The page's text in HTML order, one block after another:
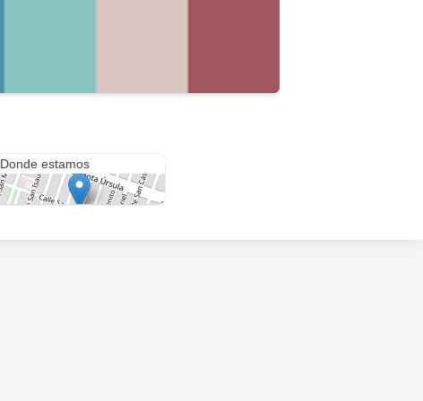
Donde estamos